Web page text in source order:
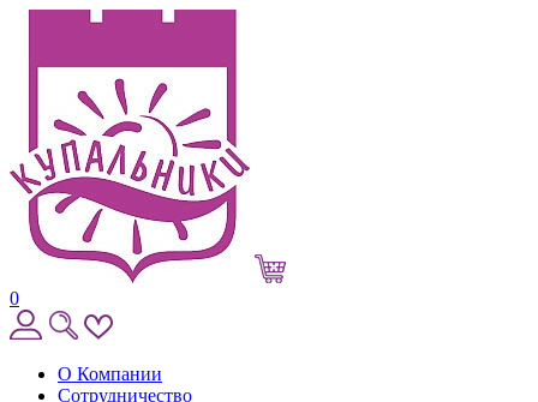
0
О Компании
Сотрудничество